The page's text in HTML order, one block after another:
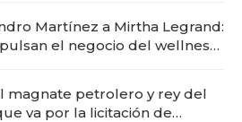
Martínez a Mirtha Legrand:
el negocio del wellness
magnate petrolero y rey del
va por la licitación de